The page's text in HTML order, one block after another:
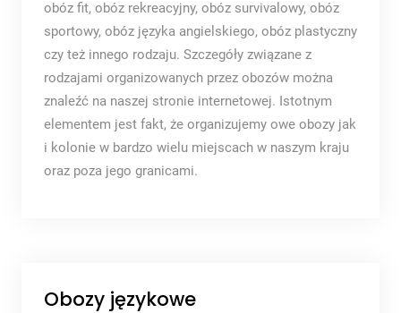
obóz fit, obóz rekreacyjny, obóz survivalowy, obóz
sportowy, obóz języka angielskiego, obóz plastyczny
czy też innego rodzaju. Szczegóły związane z
rodzajami organizowanych przez obozów można
znaleźć na naszej stronie internetowej. Istotnym
elementem jest fakt, że organizujemy owe obozy jak
i kolonie w bardzo wielu miejscach w naszym kraju
oraz poza jego granicami.
Obozy językowe